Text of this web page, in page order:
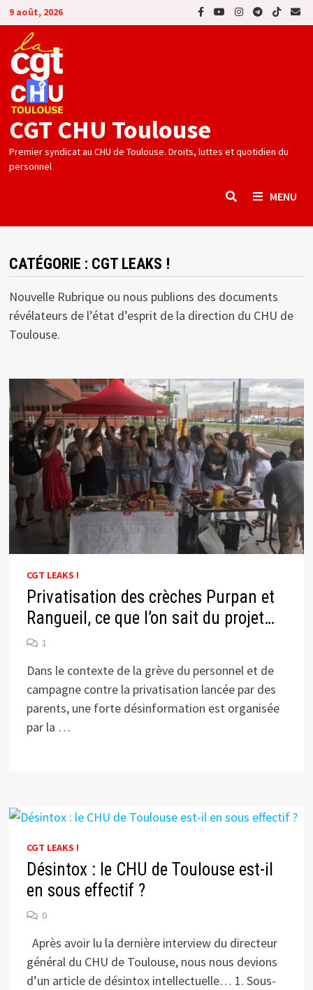
Passer
au
contenu
9 août, 2026
CGT CHU Toulouse
Premier syndicat au CHU de Toulouse. Droits, luttes et quotidien du
personnel
MENU
CATÉGORIE : CGT LEAKS !
Nouvelle Rubrique ou nous publions des documents
révélateurs de l’état d’esprit de la direction du CHU de
Toulouse.
CGT LEAKS !
Privatisation des crèches Purpan et
Rangueil, ce que l’on sait du projet…
1
Dans le contexte de la grève du personnel et de
campagne contre la privatisation lancée par des
parents, une forte désinformation est organisée
par la …
CGT LEAKS !
Désintox : le CHU de Toulouse est-il
en sous effectif ?
0
Après avoir lu la dernière interview du directeur
général du CHU de Toulouse, nous nous devions
d’un article de désintox intellectuelle… 1. Sous-